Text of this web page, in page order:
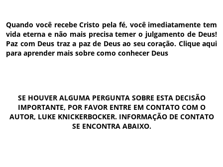
Quando você recebe Cristo pela fé, você imediatamente tem
vida eterna e não mais precisa temer o julgamento de Deus!
Paz com Deus traz a paz de Deus ao seu coração. Clique aqui
para aprender mais sobre como conhecer Deus
SE HOUVER ALGUMA PERGUNTA SOBRE ESTA DECISÃO
IMPORTANTE, POR FAVOR ENTRE EM CONTATO COM O
AUTOR, LUKE KNICKERBOCKER. INFORMAÇÃO DE CONTATO
SE ENCONTRA ABAIXO.